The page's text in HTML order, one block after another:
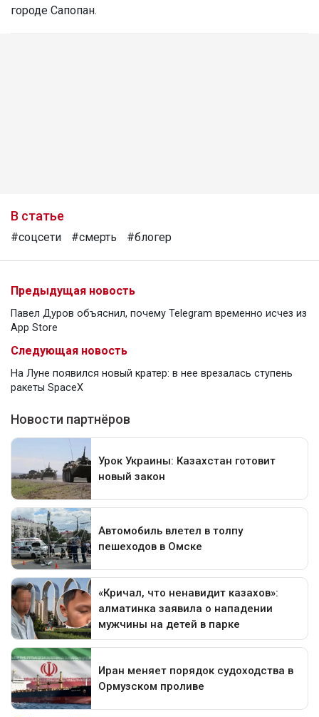
городе Сапопан.
В статье
#соцсети #смерть #блогер
Предыдущая новость
Павел Дуров объяснил, почему Telegram временно исчез из
App Store
Следующая новость
На Луне появился новый кратер: в нее врезалась ступень
ракеты SpaceX